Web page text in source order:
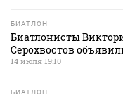
БИАТЛОН
Биатлонисты
Серохвостов
14 июля 19:10
БИАТЛОН